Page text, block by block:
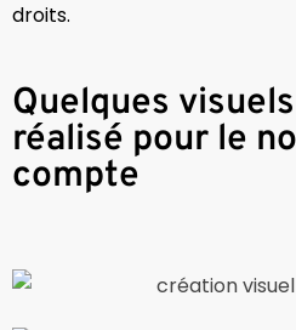
droits.
Quelques
réalisé pour le
compte